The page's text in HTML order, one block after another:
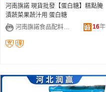
河南旗諾 現貨批發【蛋白糖】糕點腌
漬蔬菜果蔬汁用 蛋白糖
河南旗諾食品配料有限公司
16年